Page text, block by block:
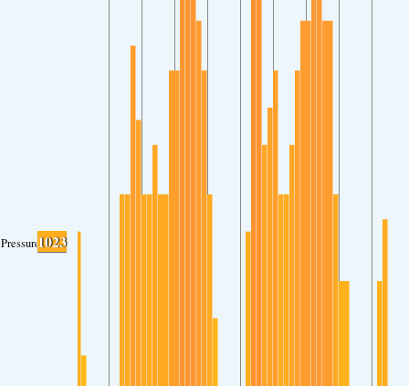
Pressure1023